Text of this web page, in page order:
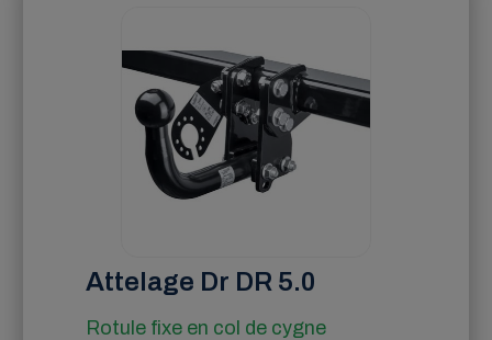
Attelage Dr DR 5.0
Rotule fixe en col de cygne